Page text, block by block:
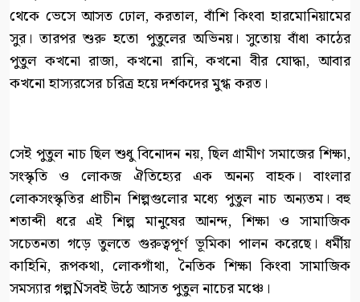
থেকে ভেসে আসত ঢোল, করতাল, বাঁশি কিংবা হারমোনিয়ামের
সুর। তারপর শুরু হতো পুতুলের অভিনয়। সুতোয় বাঁধা কাঠের
পুতুল কখনো রাজা, কখনো রানি, কখনো বীর যোদ্ধা, আবার
কখনো হাস্যরসের চরিত্র হয়ে দর্শকদের মুগ্ধ করত।
সেই পুতুল নাচ ছিল শুধু বিনোদন নয়, ছিল গ্রামীণ সমাজের শিক্ষা,
সংস্কৃতি ও লোকজ ঐতিহ্যের এক অনন্য বাহক। বাংলার
লোকসংস্কৃতির প্রাচীন শিল্পগুলোর মধ্যে পুতুল নাচ অন্যতম। বহু
শতাব্দী ধরে এই শিল্প মানুষের আনন্দ, শিক্ষা ও সামাজিক
সচেতনতা গড়ে তুলতে গুরুত্বপূর্ণ ভূমিকা পালন করেছে। ধর্মীয়
কাহিনি, রূপকথা, লোকগাঁথা, নৈতিক শিক্ষা কিংবা সামাজিক
সমস্যার গল্পÑসবই উঠে আসত পুতুল নাচের মঞ্চে।